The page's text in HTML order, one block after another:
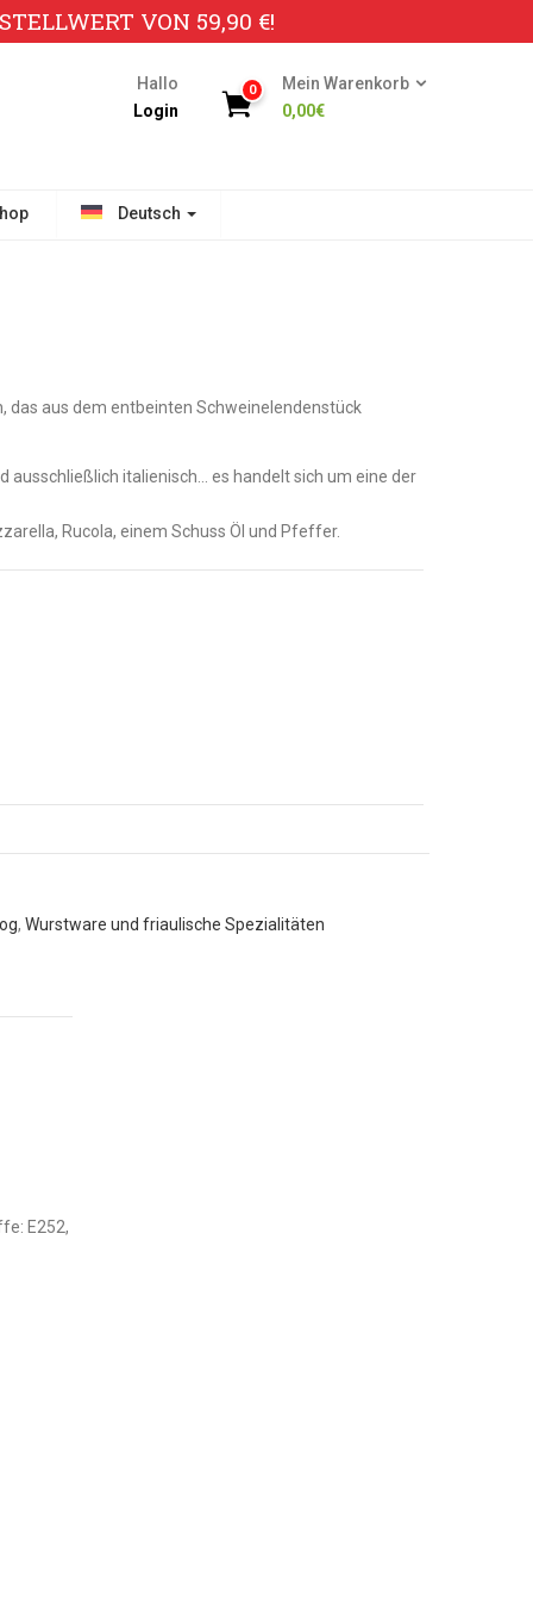
VON 59,90 €!
Hallo
Login
0
Mein Warenkorb
0,00€
Deutsch
das aus dem entbeinten Schweinelendenstück
ausschließlich italienisch… es handelt sich um eine der
Rucola, einem Schuss Öl und Pfeffer.
, Wurstware und friaulische Spezialitäten
E252,